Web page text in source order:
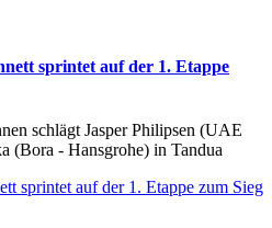
sprintet auf der 1. Etappe
schlägt Jasper Philipsen (UAE
(Bora - Hansgrohe) in Tandua
sprintet auf der 1. Etappe zum Sieg